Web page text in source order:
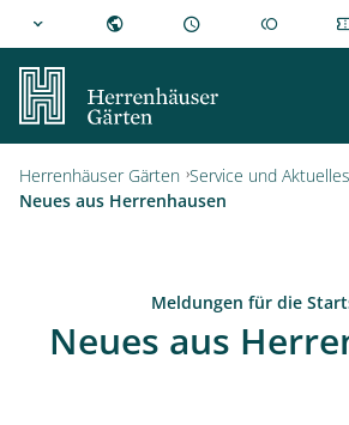
hannover.de
Herrenhäuser Gärten Service und Aktuelles
Neues aus Herrenhausen
Meldungen für die
Neues aus